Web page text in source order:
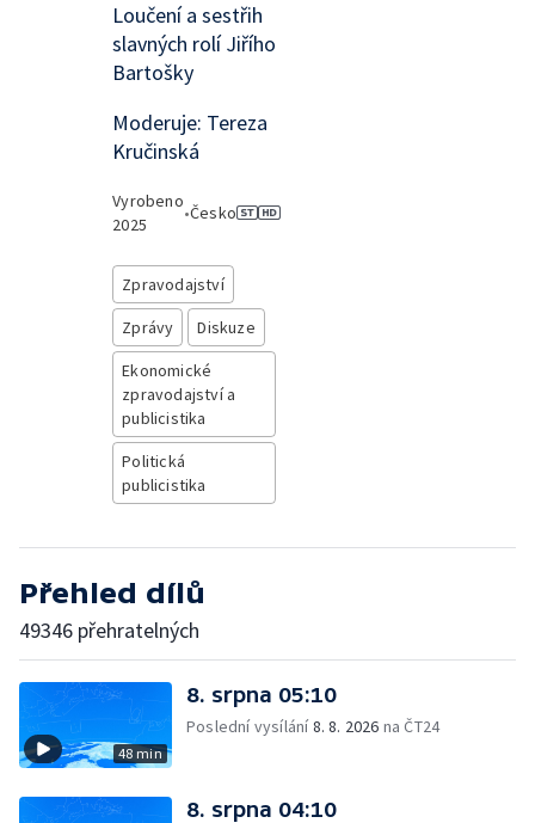
Loučení a sestřih
slavných rolí Jiřího
Bartošky
Moderuje: Tereza
Kručinská
Vyrobeno
2025
•Česko
Zpravodajství
Zprávy
Diskuze
Ekonomické
zpravodajství a
publicistika
Politická
publicistika
Přehled dílů
49346 přehratelných
48 min
8. srpna 05:10
Poslední vysílání8. 8. 2026 na ČT24
8. srpna 04:10